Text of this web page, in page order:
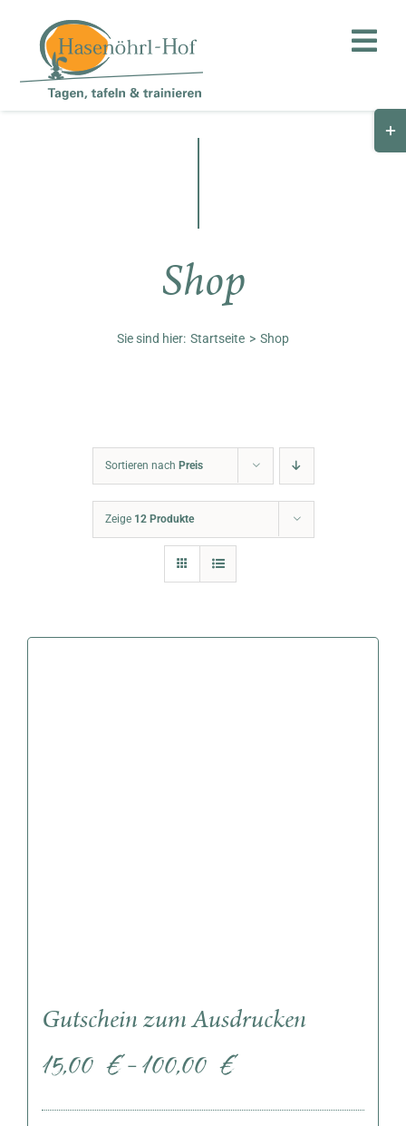
springen
Unternehmen
Shop
Sie sind hier: Startseite Shop
Sortieren nach Preis
Zeige 12 Produkte
Gutschein zum Ausdrucken
15,00€ – 100,00€